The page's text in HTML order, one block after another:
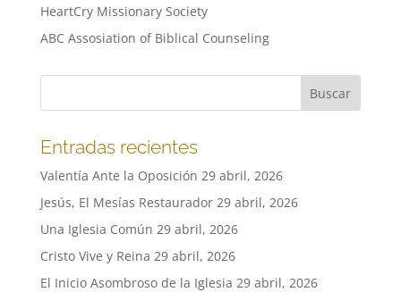
HeartCry Missionary Society
ABC Assosiation of Biblical Counseling
Entradas recientes
Valentía Ante la Oposición 29 abril, 2026
Jesús, El Mesías Restaurador 29 abril, 2026
Una Iglesia Común 29 abril, 2026
Cristo Vive y Reina 29 abril, 2026
El Inicio Asombroso de la Iglesia 29 abril, 2026